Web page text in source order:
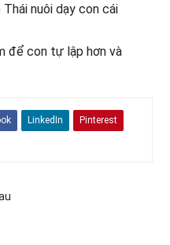
nuôi dạy con cái
để con tự lập hơn và
LinkedIn Pinterest